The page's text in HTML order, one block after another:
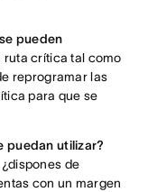
pueden
ruta crítica tal como
reprogramar las
para que se
puedan utilizar?
¿dispones de
con un margen